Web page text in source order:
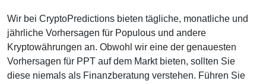
Wir bei CryptoPredictions bieten tägliche, monatliche und
jährliche Vorhersagen für Populous und andere
Kryptowährungen an. Obwohl wir eine der genauesten
Vorhersagen für PPT auf dem Markt bieten, sollten Sie
diese niemals als Finanzberatung verstehen. Führen Sie